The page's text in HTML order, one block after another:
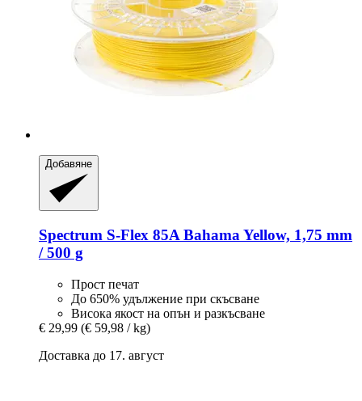
Добавяне
Spectrum S-​Flex 85A Bahama Yellow, 1,75 mm
/ 500 g
Прост печат
До 650% удължение при скъсване
Висока якост на опън и разкъсване
€ 29,99 (€ 59,98 / kg)
Доставка до 17. август